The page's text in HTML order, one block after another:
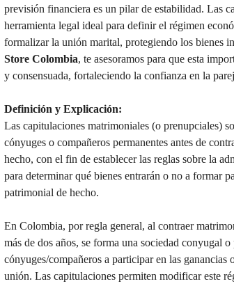
previsión financiera es un pilar de estabilidad. Las
herramienta legal ideal para definir el régimen
formalizar la unión marital, protegiendo los bienes
Store Colombia, te asesoramos para que esta
y consensuada, fortaleciendo la confianza en la
Definición y Explicación:
Las capitulaciones matrimoniales (o prenupciales)
cónyuges o compañeros permanentes antes de
hecho, con el fin de establecer las reglas sobre la
para determinar qué bienes entrarán o no a formar
patrimonial de hecho.
En Colombia, por regla general, al contraer
más de dos años, se forma una sociedad conyugal
cónyuges/compañeros a participar en las
unión. Las capitulaciones permiten modificar este